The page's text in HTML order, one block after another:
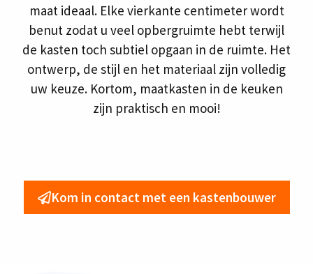
maat ideaal. Elke vierkante centimeter wordt
benut zodat u veel opbergruimte hebt terwijl
de kasten toch subtiel opgaan in de ruimte. Het
ontwerp, de stijl en het materiaal zijn volledig
uw keuze. Kortom, maatkasten in de keuken
zijn praktisch en mooi!
Kom in contact met een kastenbouwer